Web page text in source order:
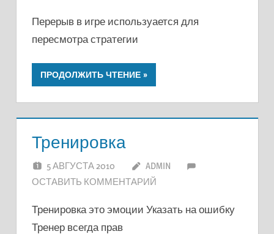
Перерыв в игре используается для
пересмотра стратегии
ПРОДОЛЖИТЬ ЧТЕНИЕ
Тренировка
5 АВГУСТА 2010
ADMIN
ОСТАВИТЬ КОММЕНТАРИЙ
Тренировка это эмоции Указать на ошибку
Тренер всегда прав